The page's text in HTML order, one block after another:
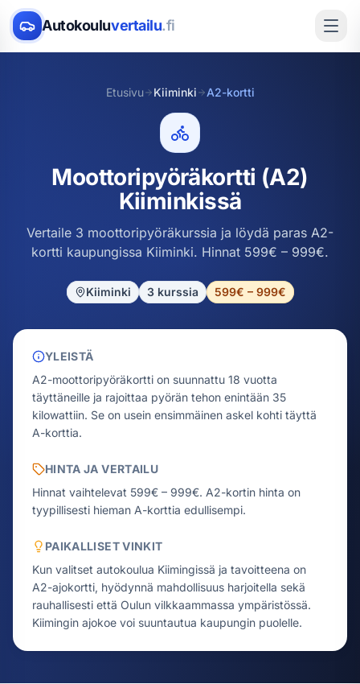
Autokouluvertailu.fi
Etusivu Kiiminki A2-kortti
Moottoripyöräkortti (A2)
Kiiminkissä
Vertaile 3 moottoripyöräkurssia ja löydä paras A2-
kortti kaupungissa Kiiminki. Hinnat 599€ – 999€.
Kiiminki 3kurssia 599€ – 999€
YLEISTÄ
A2-moottoripyöräkortti on suunnattu 18 vuotta
täyttäneille ja rajoittaa pyörän tehon enintään 35
kilowattiin. Se on usein ensimmäinen askel kohti täyttä
A-korttia.
HINTA JA VERTAILU
Hinnat vaihtelevat 599€ – 999€. A2-kortin hinta on
tyypillisesti hieman A-korttia edullisempi.
PAIKALLISET VINKIT
Kun valitset autokoulua Kiimingissä ja tavoitteena on
A2-ajokortti, hyödynnä mahdollisuus harjoitella sekä
rauhallisesti että Oulun vilkkaammassa ympäristössä.
Kiimingin ajokoe voi suuntautua kaupungin puolelle.